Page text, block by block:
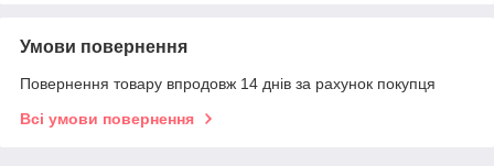
Умови повернення
Повернення товару впродовж 14 днів за рахунок покупця
Всі умови повернення